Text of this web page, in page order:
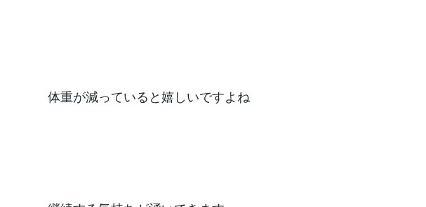
体重が減っていると嬉しいですよね